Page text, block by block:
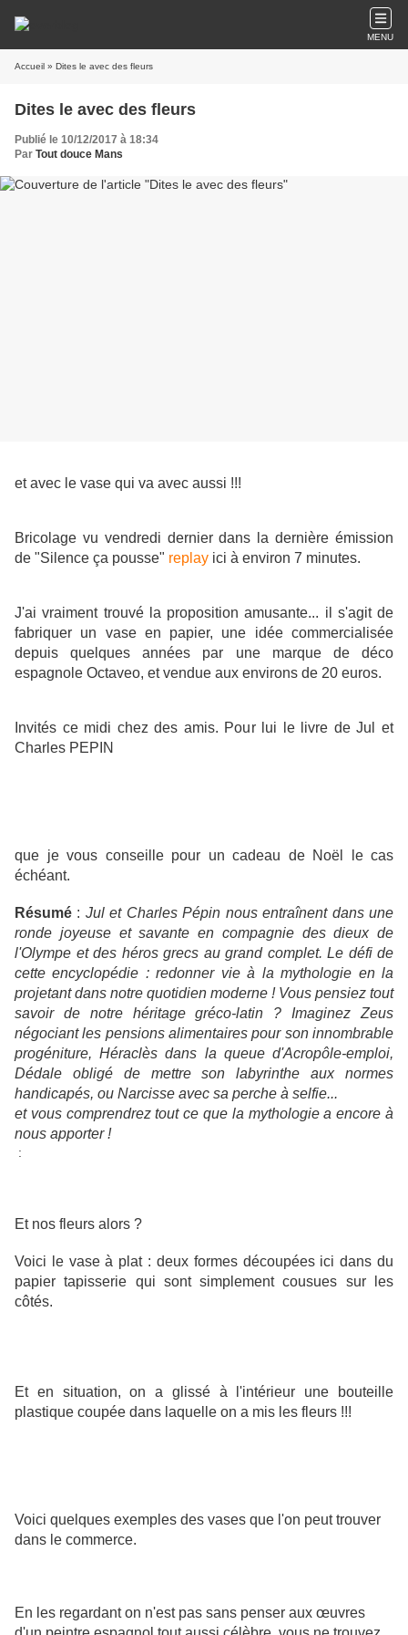
MENU
Accueil » Dites le avec des fleurs
Dites le avec des fleurs
Publié le 10/12/2017 à 18:34
Par Tout douce Mans
et avec le vase qui va avec aussi !!!
Bricolage vu vendredi dernier dans la dernière émission
de "Silence ça pousse" replay ici à environ 7 minutes.
J'ai vraiment trouvé la proposition amusante... il s'agit de
fabriquer un vase en papier, une idée commercialisée
depuis quelques années par une marque de déco
espagnole Octaveo, et vendue aux environs de 20 euros.
Invités ce midi chez des amis. Pour lui le livre de Jul et
Charles PEPIN
que je vous conseille pour un cadeau de Noël le cas
échéant.
Résumé : Jul et Charles Pépin nous entraînent dans une
ronde joyeuse et savante en compagnie des dieux de
l'Olympe et des héros grecs au grand complet. Le défi de
cette encyclopédie : redonner vie à la mythologie en la
projetant dans notre quotidien moderne ! Vous pensiez tout
savoir de notre héritage gréco-latin ? Imaginez Zeus
négociant les pensions alimentaires pour son innombrable
progéniture, Héraclès dans la queue d'Acropôle-emploi,
Dédale obligé de mettre son labyrinthe aux normes
handicapés, ou Narcisse avec sa perche à selfie...
et vous comprendrez tout ce que la mythologie a encore à
nous apporter !
:
Et nos fleurs alors ?
Voici le vase à plat : deux formes découpées ici dans du
papier tapisserie qui sont simplement cousues sur les
côtés.
Et en situation, on a glissé à l'intérieur une bouteille
plastique coupée dans laquelle on a mis les fleurs !!!
Voici quelques exemples des vases que l'on peut trouver
dans le commerce.
En les regardant on n'est pas sans penser aux œuvres